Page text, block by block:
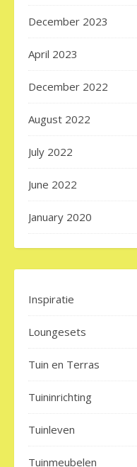
December 2023
April 2023
December 2022
August 2022
July 2022
June 2022
January 2020
Inspiratie
Loungesets
Tuin en Terras
Tuininrichting
Tuinleven
Tuinmeubelen